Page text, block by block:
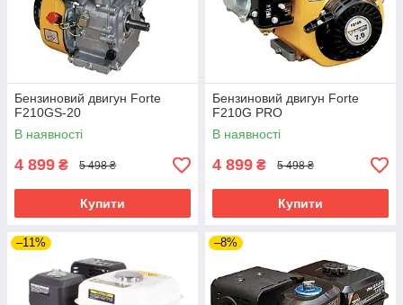
Бензиновий двигун Forte
F210GS-20
В наявності
4 899 ₴ 5 498 ₴
Купити
Бензиновий двигун Forte
F210G PRO
В наявності
4 899 ₴ 5 498 ₴
Купити
–11% –8%